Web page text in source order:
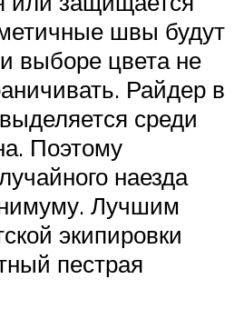
швы будут
выборе цвета не
Райдер в
среди
Поэтому
наезда
Лучшим
экипировки
пестрая